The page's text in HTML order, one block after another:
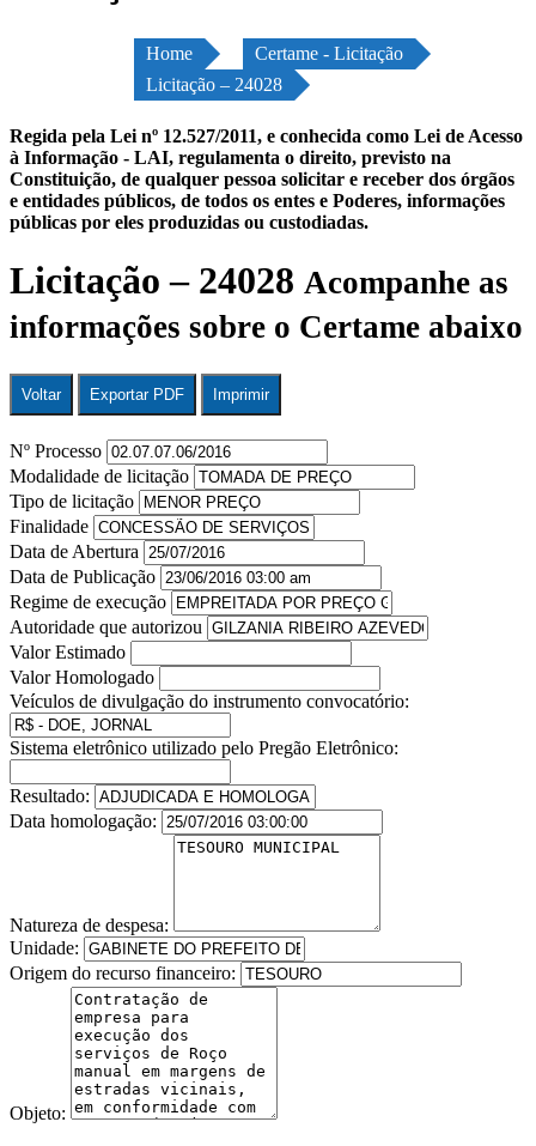
Home
Certame - Licitação
Licitação – 24028
Regida pela Lei nº 12.527/2011, e conhecida como Lei de Acesso
à Informação - LAI, regulamenta o direito, previsto na
Constituição, de qualquer pessoa solicitar e receber dos órgãos
e entidades públicos, de todos os entes e Poderes, informações
públicas por eles produzidas ou custodiadas.
Licitação – 24028 Acompanhe as
informações sobre o Certame abaixo
Voltar Exportar PDF Imprimir
Nº Processo
Modalidade de licitação
Tipo de licitação
Finalidade
Data de Abertura
Data de Publicação
Regime de execução
Autoridade que autorizou
Valor Estimado
Valor Homologado
Veículos de divulgação do instrumento convocatório:
Sistema eletrônico utilizado pelo Pregão Eletrônico:
Resultado:
Data homologação:
Natureza de despesa:
Unidade:
Origem do recurso financeiro:
Objeto: